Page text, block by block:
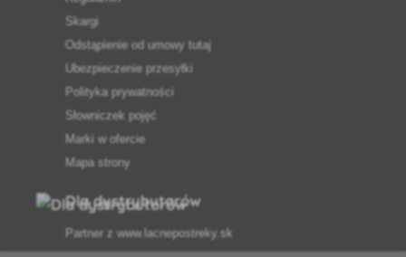
Skargi
Odstąpienie od umowy tutaj
Ubezpieczenie przesyłki
Polityka prywatności
Słowniczek pojęć
Marki w ofercie
Mapa strony
Dla dystrybutorów
Partner z www.lacnepostreky.sk